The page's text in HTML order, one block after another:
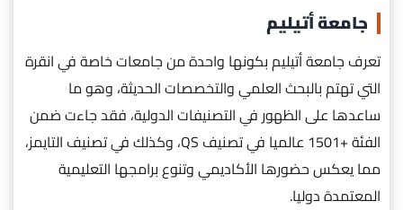
جامعة أتيليم
تعرف جامعة أتيليم بكونها واحدة من جامعات خاصة في انقرة
التي تهتم بالبحث العلمي والتخصصات الحديثة، وهو ما
ساعدها على الظهور في التصنيفات الدولية، فقد جاءت ضمن
الفئة +1501 عالميا في تصنيف QS، وكذلك في تصنيف التايمز،
مما يعكس حضورها الأكاديمي وتنوع برامجها التعليمية
المعتمدة دوليا.